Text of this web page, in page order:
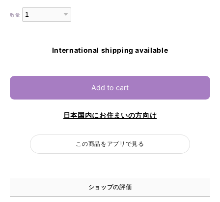
数量
International shipping available
Add to cart
日本国内にお住まいの方向け
この商品をアプリで見る
ショップの評価